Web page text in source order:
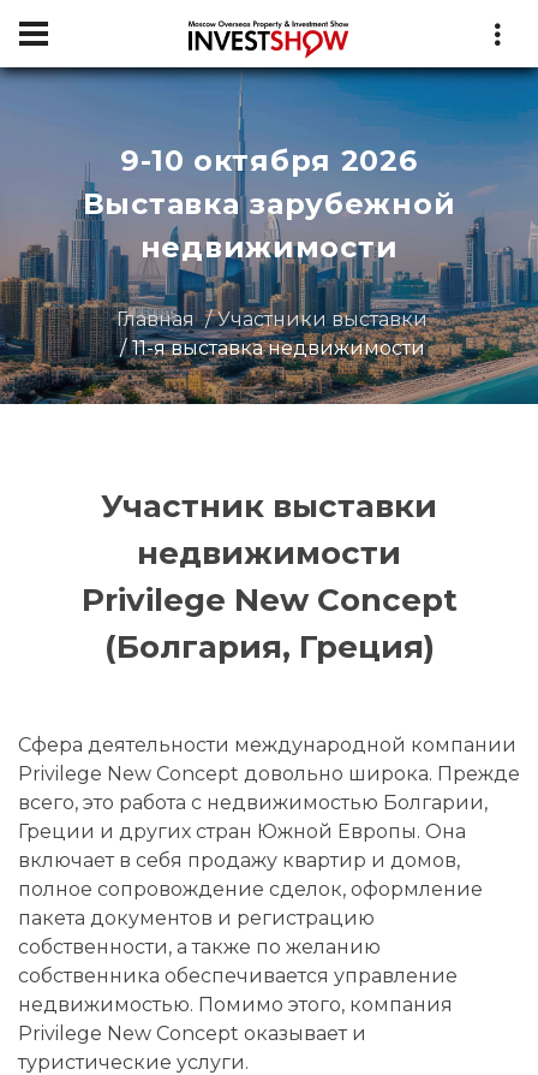
9-10 октября 2026
Выставка зарубежной
недвижимости
Главная
Участники выставки
11-я выставка недвижимости
Участник выставки
недвижимости
Privilege New Concept
(Болгария, Греция)
Сфера деятельности международной компании
Privilege New Concept довольно широка. Прежде
всего, это работа с недвижимостью Болгарии,
Греции и других стран Южной Европы. Она
включает в себя продажу квартир и домов,
полное сопровождение сделок, оформление
пакета документов и регистрацию
собственности, а также по желанию
собственника обеспечивается управление
недвижимостью. Помимо этого, компания
Privilege New Concept оказывает и
туристические услуги.